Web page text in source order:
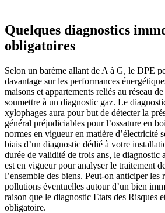
Quelques diagnostics
obligatoires
Selon un barème allant de A à G, le DPE
davantage sur les performances
maisons et appartements reliés au réseau
soumettre à un diagnostic gaz. Le
xylophages aura pour but de détecter la
général préjudiciables pour l’ossature en
normes en vigueur en matière d’électricité
biais d’un diagnostic dédié à votre
durée de validité de trois ans, le diagnostic
est en vigueur pour analyser le traitement
l’ensemble des biens. Peut-on anticiper les
pollutions éventuelles autour d’un bien
raison que le diagnostic Etats des Risques
obligatoire.